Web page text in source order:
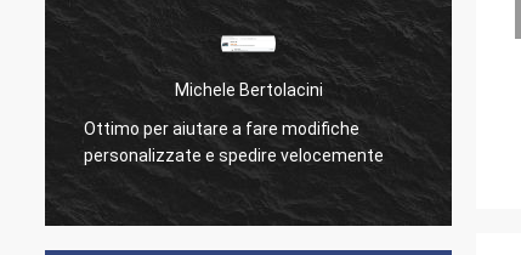
Michele Bertolacini
Ottimo per aiutare a fare modifiche
personalizzate e spedire velocemente